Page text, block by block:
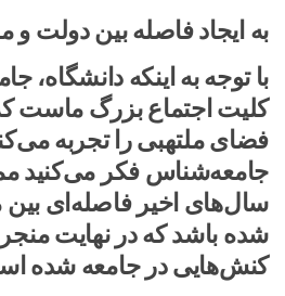
به ایجاد فاصله بین دولت و
با توجه به اینکه دانشگاه،
کلیت اجتماع بزرگ ماست
فضای ملتهبی را تجربه
جامعه‌شناس فکر می‌کنید
سال‌های اخیر فاصله‌ای بین
شده باشد که در نهایت
کنش‌هایی در جامعه شده